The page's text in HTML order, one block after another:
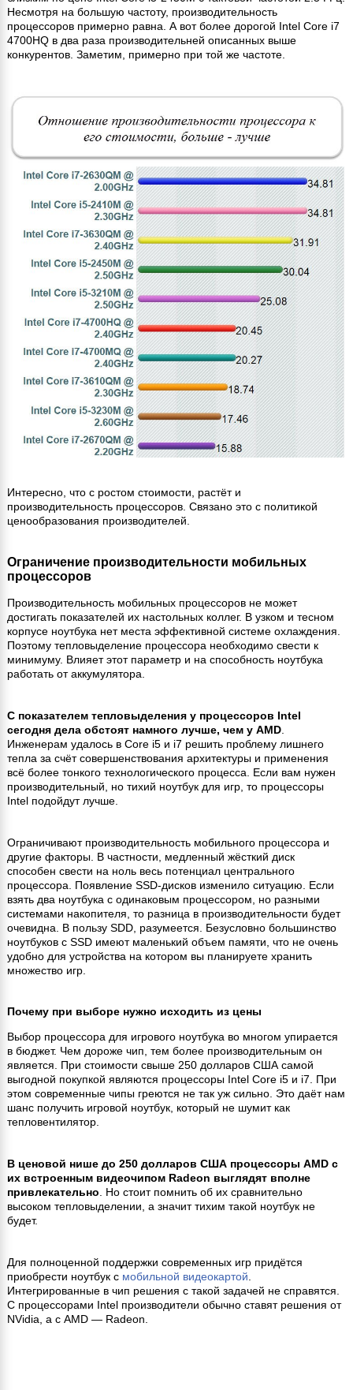
Несмотря на большую частоту, производительность
процессоров примерно равна. А вот более дорогой Intel Core i7
4700HQ в два раза производительней описанных выше
конкурентов. Заметим, примерно при той же частоте.
Интересно, что с ростом стоимости, растёт и
производительность процессоров. Связано это с политикой
ценообразования производителей.
Ограничение производительности мобильных
процессоров
Производительность мобильных процессоров не может
достигать показателей их настольных коллег. В узком и тесном
корпусе ноутбука нет места эффективной системе охлаждения.
Поэтому тепловыделение процессора необходимо свести к
минимуму. Влияет этот параметр и на способность ноутбука
работать от аккумулятора.
С показателем тепловыделения у процессоров Intel
сегодня дела обстоят намного лучше, чем у AMD.
Инженерам удалось в Core i5 и i7 решить проблему лишнего
тепла за счёт совершенствования архитектуры и применения
всё более тонкого технологического процесса. Если вам нужен
производительный, но тихий ноутбук для игр, то процессоры
Intel подойдут лучше.
Ограничивают производительность мобильного процессора и
другие факторы. В частности, медленный жёсткий диск
способен свести на ноль весь потенциал центрального
процессора. Появление SSD-дисков изменило ситуацию. Если
взять два ноутбука с одинаковым процессором, но разными
системами накопителя, то разница в производительности будет
очевидна. В пользу SDD, разумеется. Безусловно большинство
ноутбуков с SSD имеют маленький объем памяти, что не очень
удобно для устройства на котором вы планируете хранить
множество игр.
Почему при выборе нужно исходить из цены
Выбор процессора для игрового ноутбука во многом упирается
в бюджет. Чем дороже чип, тем более производительным он
является. При стоимости свыше 250 долларов США самой
выгодной покупкой являются процессоры Intel Core i5 и i7. При
этом современные чипы греются не так уж сильно. Это даёт нам
шанс получить игровой ноутбук, который не шумит как
тепловентилятор.
В ценовой нише до 250 долларов США процессоры AMD с
их встроенным видеочипом Radeon выглядят вполне
привлекательно . Но стоит помнить об их сравнительно
высоком тепловыделении, а значит тихим такой ноутбук не
будет.
Для полноценной поддержки современных игр придётся
приобрести ноутбук с мобильной видеокартой
Интегрированные в чип решения с такой задачей не справятся.
С процессорами Intel производители обычно ставят решения от
NVidia, а с AMD — Radeon.